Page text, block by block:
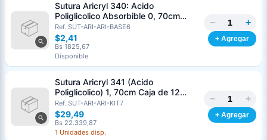
Sutura Aricryl 340: Acido
Poliglicolico Absorbible 0, 70cm
Und ARIZI Aguja de 1/2 Punta
Cónica 36mm
Ref. SUT-ARI-ARI-BASE6
$2,41
Bs 1825,67
Disponible
− +
+ Agregar
Sutura Aricryl 341 (Acido
Poliglicolico) 1, 70cm Caja de 12
Unds ARIZI Aguja de 1/2 Circulo
Punta Conica 36mm
Ref. SUT-ARI-ARI-KIT7
$29,49
Bs 22.339,87
1 Unidades disp.
− +
+ Agregar
Email (opcional)
Cancelar